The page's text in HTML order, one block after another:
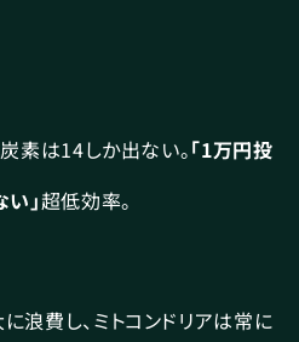
素は14しか出ない。「1万円投
」超低効率。
浪費し、ミトコンドリアは常に